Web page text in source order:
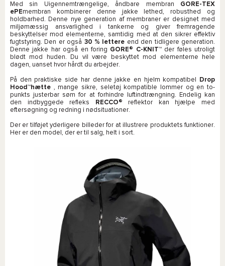
Med sin Uigennemtrængelige, åndbare membran GORE-TEX
ePEmembran kombinerer denne jakke lethed, robusthed og
holdbarhed. Denne nye generation af membraner er designet med
miljømæssig ansvarlighed i tankerne og giver fremragende
beskyttelser mod elementerne, samtidig med at den sikrer effektiv
fugtstyring. Den er også 30 % lettere end den tidligere generation.
Denne jakke har også en foring GORE® C-KNIT™der føles utroligt
blødt mod huden. Du vil være beskyttet mod elementerne hele
dagen, uanset hvor hårdt du arbejder.
På den praktiske side har denne jakke en hjelm kompatibel
Drop
Hood™hætte , mange sikre, seletøj kompatible lommer og en to-
punkts justerbar søm for at forhindre luftindtrængning. Endelig kan
den indbyggede refleks
RECCO® reflektor kan hjælpe med
eftersøgning og redning i nødsituationer.
Der er tilføjet yderligere billeder for at illustrere produktets funktioner.
Her er den model, der er til salg, helt i sort.